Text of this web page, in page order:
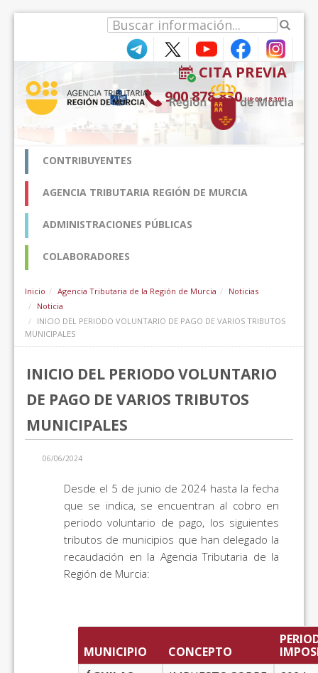
CITA PREVIA
900 878 830 (9:00-18:30*)
CONTRIBUYENTES
AGENCIA TRIBUTARIA REGIÓN DE MURCIA
ADMINISTRACIONES PÚBLICAS
COLABORADORES
Inicio Agencia Tributaria de la Región de Murcia
Noticias
Noticia
INICIO DEL PERIODO VOLUNTARIO DE PAGO DE VARIOS TRIBUTOS
MUNICIPALES
INICIO DEL PERIODO VOLUNTARIO
DE PAGO DE VARIOS TRIBUTOS
MUNICIPALES
06/06/2024
Desde el 5 de junio de 2024 hasta la fecha
que se indica, se encuentran al cobro en
periodo voluntario de pago, los siguientes
tributos de municipios que han delegado la
recaudación en la Agencia Tributaria de la
Región de Murcia:
MUNICIPIO CONCEPTO